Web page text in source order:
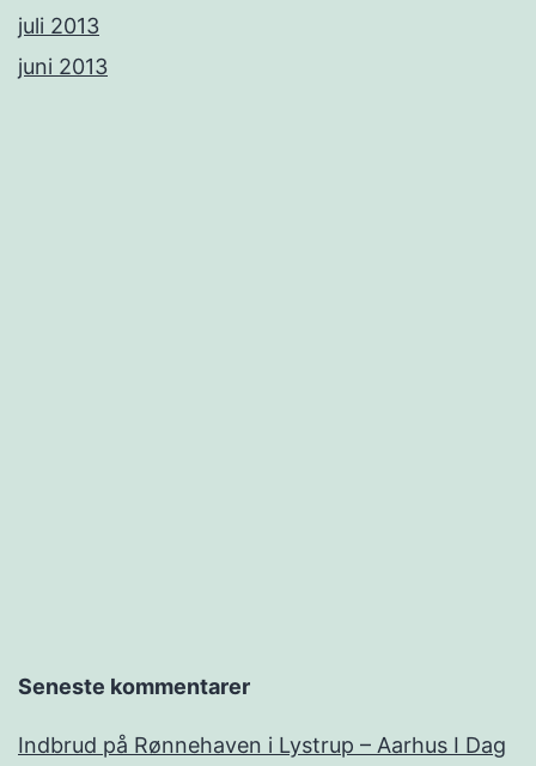
juli 2013
juni 2013
Seneste kommentarer
Indbrud på Rønnehaven i Lystrup – Aarhus I Dag